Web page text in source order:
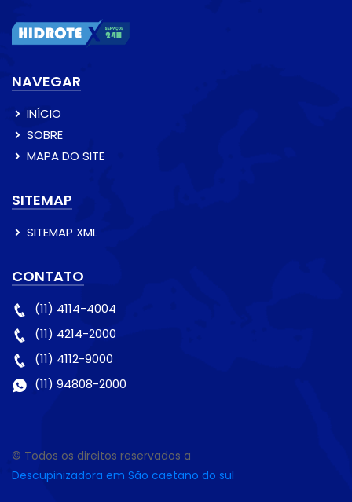
NAVEGAR
INÍCIO
SOBRE
MAPA DO SITE
SITEMAP
SITEMAP XML
CONTATO
(11) 4114-4004
(11) 4214-2000
(11) 4112-9000
(11) 94808-2000
© Todos os direitos reservados a
Descupinizadora em São caetano do sul